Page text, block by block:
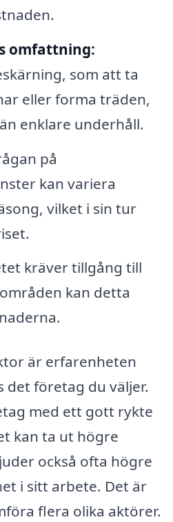
omfattning:
som att ta
eller forma träden,
enklare underhåll.
på
kan variera
vilket i sin tur
kräver tillgång till
kan detta
är erfarenheten
det företag du väljer.
med ett gott rykte
kan ta ut högre
också ofta högre
i sitt arbete. Det är
flera olika aktörer.